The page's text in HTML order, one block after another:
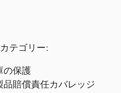
テゴリー:
の保護
賠償責任カバレッジ